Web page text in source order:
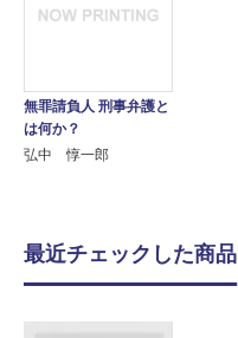
無罪請負人 刑事弁護と
は何か？
弘中 惇一郎
最近チェックした商品